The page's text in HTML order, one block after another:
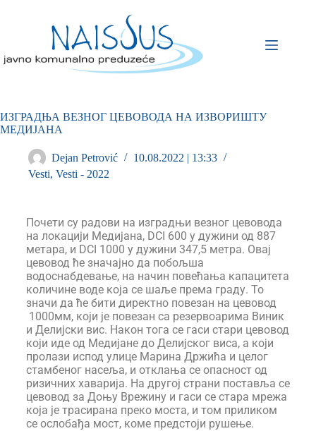
ИЗГРАДЊА ВЕЗНОГ ЦЕВОВОДА НА ИЗВОРИШТУ
МЕДИЈАНА
Dejan Petrović
10.08.2022 | 13:33
Vesti, Vesti - 2022
Почети су радови на изградњи везног цевовода
на локацији Медијана, DCI 600 у дужини од 887
метара, и DCI 1000 у дужини 347,5 метра. Овај
цевовод ће значајно да побољша
водоснабдевање, на начин повећања капацитета
количине воде која се шаље према граду. То
значи да ће бити директно повезан на цевовод
1000мм, који је повезан са резервоарима Виник
и Делијски вис. Након тога се гаси стари цевовод
који иде од Медијане до Делијског виса, а који
пролази испод улице Марина Држића и целог
стамбеног насеља, и отклања се опасност од
ризичних хаварија. На другој страни поставља се
цевовод за Доњу Врежину и гаси се стара мрежа
која је трасирана преко моста, и том приликом
се ослобађа мост, коме предстоји рушење.